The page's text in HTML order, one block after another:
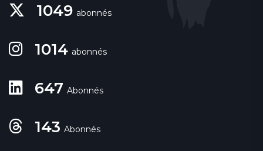
1049 abonnés
1014 abonnés
647 Abonnés
143 Abonnés